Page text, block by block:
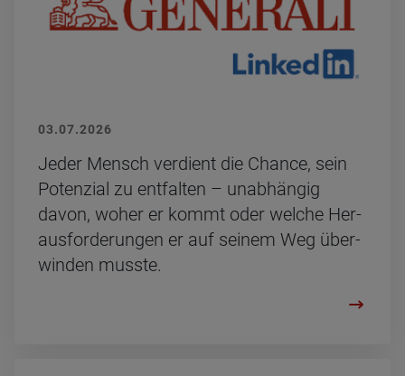
03.07.2026
Jeder Mensch ver­dient die Chan­ce, sein
Po­ten­zi­al zu ent­fal­ten – un­ab­hän­gig
davon, woher er kommt oder wel­che Her­
aus­for­de­run­gen er auf sei­nem Weg über­
win­den muss­te.